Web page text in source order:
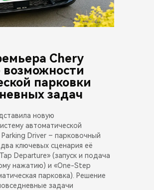
Chery
парковки
задач
новую
автоматической
Driver – парковочный
ключевых сценария её
Departure» (запуск и подача
нажатию) и «One-Step
парковка). Решение
задачи